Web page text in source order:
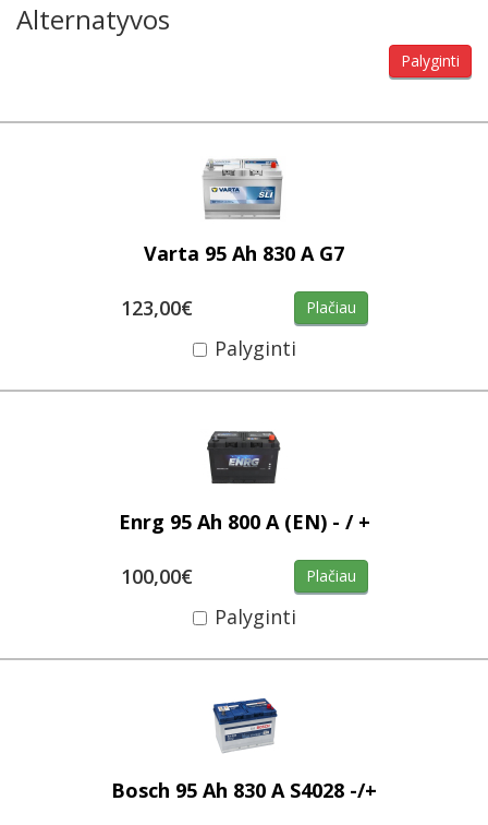
Alternatyvos
Palyginti
Varta 95 Ah 830 A G7
123,00€ Plačiau
Palyginti
Enrg 95 Ah 800 A (EN) - / +
100,00€ Plačiau
Palyginti
Bosch 95 Ah 830 A S4028 -/+